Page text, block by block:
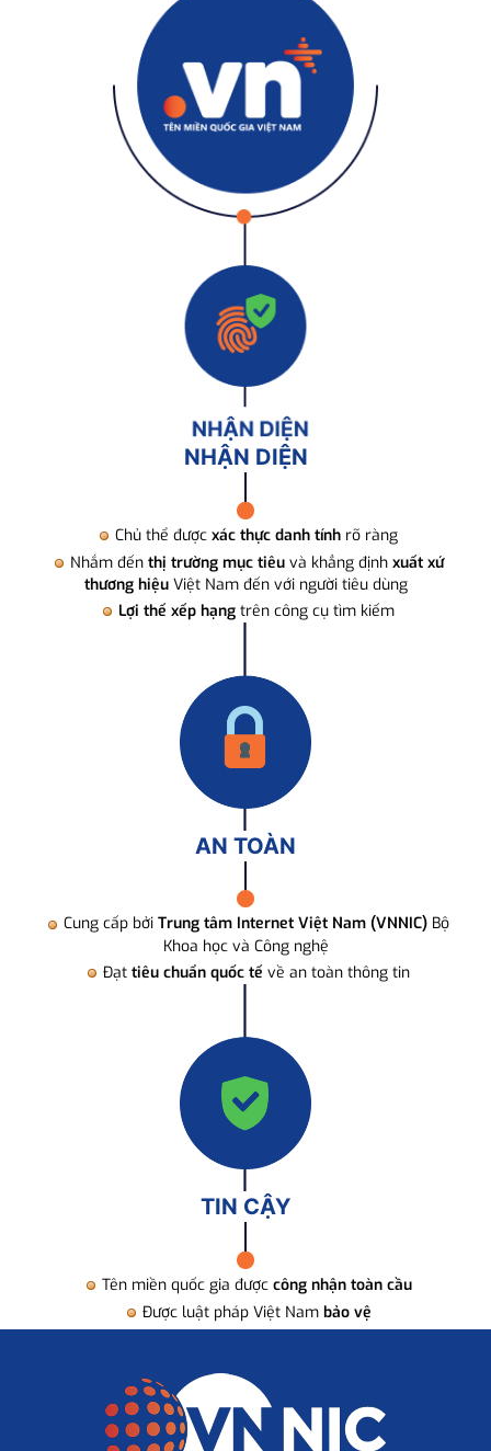
NHẬN DIỆN
Chủ thể được xác thực danh tính rõ ràng
Nhắm đến thị trường mục tiêuvà khẳng định xuất xứ
thương hiệuViệt Nam đến với người tiêu dùng
Lợi thế xếp hạng trên công cụ tìm kiếm
AN TOÀN
Cung cấp bởi Trung tâm Internet Việt Nam (VNNIC) Bộ
Khoa học và Công nghệ
Đạt tiêu chuẩn quốc tế về an toàn thông tin
TIN CẬY
Tên miền quốc gia được công nhận toàn cầu
Được luật pháp Việt Nam bảo vệ